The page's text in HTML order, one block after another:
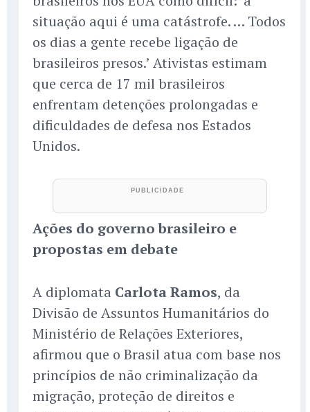
situação aqui é uma catástrofe. … Todos
os dias a gente recebe ligação de
brasileiros presos.’ Ativistas estimam
que cerca de 17 mil brasileiros
enfrentam detenções prolongadas e
dificuldades de defesa nos Estados
Unidos.
Ações do governo brasileiro e
propostas em debate
A diplomata Carlota Ramos, da
Divisão de Assuntos Humanitários do
Ministério de Relações Exteriores,
afirmou que o Brasil atua com base nos
princípios de não criminalização da
migração, proteção de direitos e